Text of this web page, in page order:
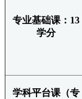
专业基础课：13
学分
学科平台课（专